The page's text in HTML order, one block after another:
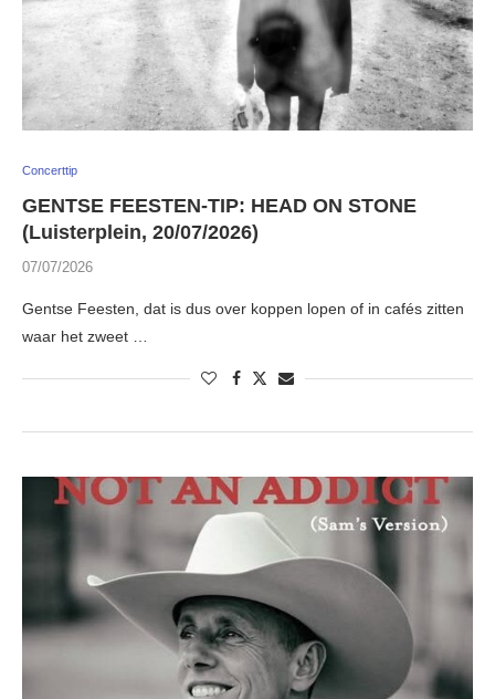
Concerttip
GENTSE FEESTEN-TIP: HEAD ON STONE
(Luisterplein, 20/07/2026)
07/07/2026
Gentse Feesten, dat is dus over koppen lopen of in cafés zitten
waar het zweet …